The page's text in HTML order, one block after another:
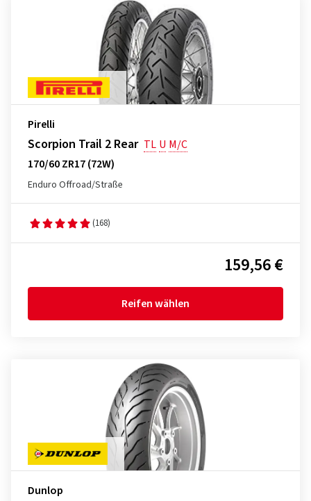
Pirelli
Scorpion Trail 2 Rear TL U M/C
170/60 ZR17 (72W)
Enduro Offroad/Straße
(168)
159,56 €
Reifen wählen
Dunlop